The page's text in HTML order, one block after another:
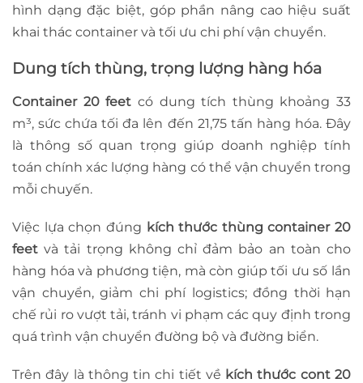
hình dạng đặc biệt, góp phần nâng cao hiệu suất
khai thác container và tối ưu chi phí vận chuyển.
Dung tích thùng, trọng lượng hàng hóa
Container 20 feet có dung tích thùng khoảng 33
m³, sức chứa tối đa lên đến 21,75 tấn hàng hóa. Đây
là thông số quan trọng giúp doanh nghiệp tính
toán chính xác lượng hàng có thể vận chuyển trong
mỗi chuyến.
Việc lựa chọn đúng kích thước thùng container 20
feetvà tải trọng không chỉ đảm bảo an toàn cho
hàng hóa và phương tiện, mà còn giúp tối ưu số lần
vận chuyển, giảm chi phí logistics; đồng thời hạn
chế rủi ro vượt tải, tránh vi phạm các quy định trong
quá trình vận chuyển đường bộ và đường biển.
Trên đây là thông tin chi tiết về kích thước cont 20